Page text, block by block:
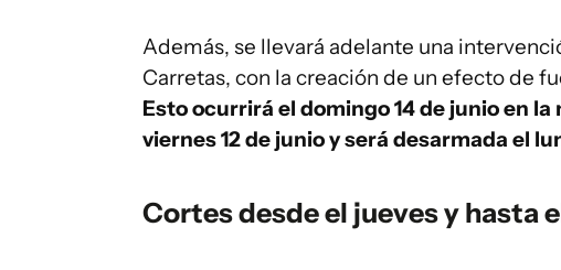
Además, se llevará adelante una
Carretas, con la creación de un efecto de
Esto ocurrirá el domingo 14 de junio en
viernes 12 de junio y será desarmada el
Cortes desde el jueves y hasta